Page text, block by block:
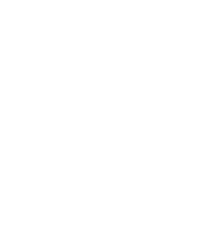
オペレーション